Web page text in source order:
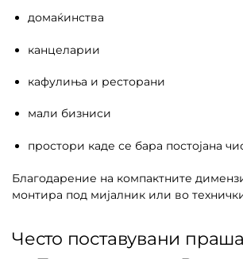
домаќинства
канцеларии
кафулиња и ресторани
мали бизниси
простори каде се бара постојана
Благодарение на компактните
монтира под мијалник или во
Често поставувани